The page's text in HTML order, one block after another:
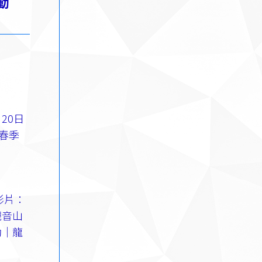
日
季
：
山
龍